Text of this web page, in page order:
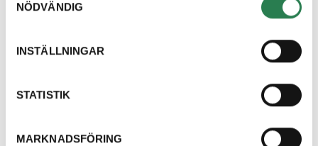
NÖDVÄNDIG
INSTÄLLNINGAR
STATISTIK
MARKNADSFÖRING
Hittar du inte svar
på din fråga?
Välkommen att kontakta oss, vi finns här för
att hjälpa dig och svara på dina frågor.